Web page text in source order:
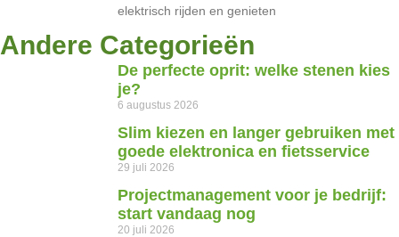
elektrisch rijden en genieten
Andere Categorieën
De perfecte oprit: welke stenen kies
je?
6 augustus 2026
Slim kiezen en langer gebruiken met
goede elektronica en fietsservice
29 juli 2026
Projectmanagement voor je bedrijf:
start vandaag nog
20 juli 2026